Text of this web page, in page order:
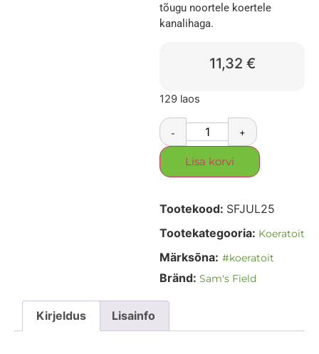
tõugu noortele koertele
kanalihaga.
11,32 €
129 laos
- +
Lisa korvi
Tootekood: SFJUL25
Tootekategooria: Koeratoit
Märksõna: #koeratoit
Bränd: Sam's Field
Kirjeldus Lisainfo